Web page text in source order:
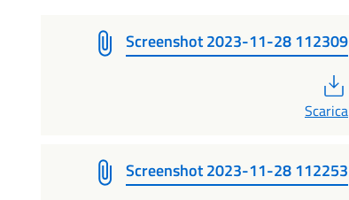
Screenshot 2023-11-28 112309
Scarica
Screenshot 2023-11-28 112253